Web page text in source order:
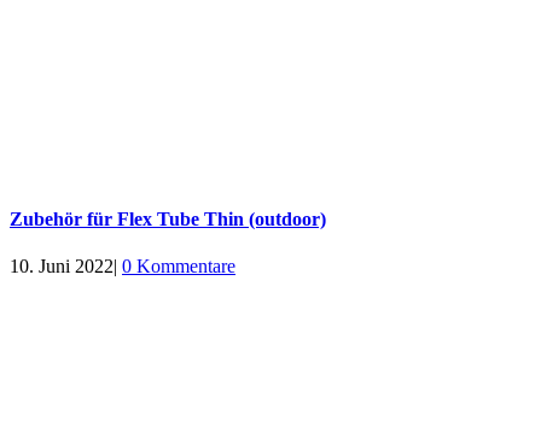
Zubehör für Flex Tube Thin (outdoor)
10. Juni 2022| 0 Kommentare